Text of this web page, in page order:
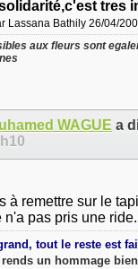
tres
Lassana Bathily 26/04/
aux fleurs sont
WAGUE a
à remettre sur le
pas pris une ride.
tout le reste est
un hommage